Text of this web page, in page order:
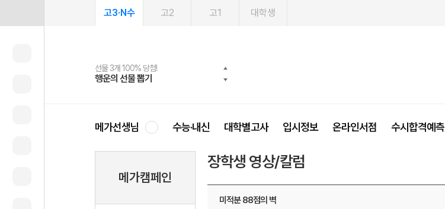
고3·N수 고2 고1 대학생
선물 3개 100% 당첨!
행운의 선물 뽑기
선물 100% 증정!
메가스터디 X 올리브
여름방학 스터디 캐시백
메가런 썸머스쿨
2027 러셀 단과
강사 공개선발
스마트러닝앱
설문 EVENT
메가패스
3일 무료 체험권
메가패스 수강생 무료혜택!
메가클럽 멤버십
사회공헌 캠페인
희망이룸 메가나눔
메가선생님 수능·내신 대학별고사 입시정보 온라인서점 수시합격예측
메가캠페인
장학생 영상/칼럼
미적분 88점의 벽